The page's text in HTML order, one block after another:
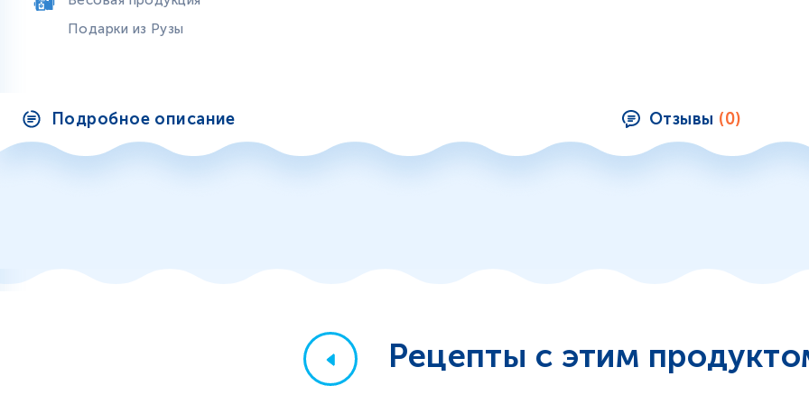
Подарки из Рузы
Подробное описание Отзывы (0)
Рецепты с этим